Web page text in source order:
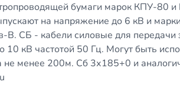
бумаги марок КПУ-80
на напряжение до 6 кВ и
СБ - кабели силовые для передачи
10 кВ частотой 50 Гц. Могут быть
не менее 200м. Сб 3х185+0 и